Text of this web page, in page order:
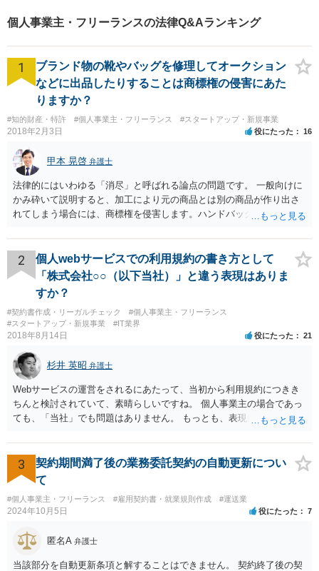
個人事業主・フリーランスの法律Q&Aランキング
1
ブランド物の靴やバッグを修理してオークション
などに出品したりすることは商標権の侵害にあた
りますか？
#知的財産・特許 #個人事業主・フリーランス #スタートアップ・新規事業
2018年2月3日 役にたった 16
甲本 晃啓 弁護士
法律的にはいわゆる「消尽」と呼ばれる論点の問題です。 一般向けに
かみ砕いて説明すると、加工により元の商品とは別の商品が作り出さ
れてしまう場合には、商標権を侵害します。ハンドバッグをポーチに
ための加工（一般にいう修理）は、商標権を侵害しません。 商標権者
は、その商品を売ったときに対価を回収しているので、商標権は用い
尽くされている（用尽、消尽といいます。）と解釈されます。他方
で、商標権者の預かり知らないところで、販売した商品から別の商品
（コピー品やリメイク品）が作りだされてしまうと、その商品が仮に
酷い品質であれば、商標権者のブランドイメージが傷ついてしまいま
すし、その証商標権者にクレームが来てしまいますので、商標権を侵
害します。その商品が流通すれば商標権（ロゴマーク等）に対する一
般消費者の信頼も害することになります。また、本来商標権者に入る
べき利益が入らないことになります。 修理だけではそのような問題は
生じません。
2
個人webサービスでの利用規約の書き方として
「株式会社○○（以下当社）」と違う表現はありま
すか？
#契約書作成・リーガルチェック
#個人事業主・フリーランス
#スタートアップ・新規事業
#IT業界
2018年8月14日 役にたった 21
杉井 英昭 弁護士
Webサービスの運営をされるにあたって、当初から利用規約につきき
ちんと検討されていて、素晴らしいですね。 個人事業主の場合であっ
ても、「当社」でも問題はありません。 もっとも、表現に違和感があ
さんが「ABCウェブサービス」の屋号で事業を運営する際には、「当
社」の代わりに「ABCウェブサービス」とか「ABCWS」を使う等で
す。
3
契約期間満了後の業務委託契約の自動更新につい
て
#個人事業主・フリーランス #雇用契約書・就業規則作成 #運送業
2024年10月5日 役にたった 7
匿名A 弁護士
当該部分を自動更新条項と解することはできません。 契約終了後の契